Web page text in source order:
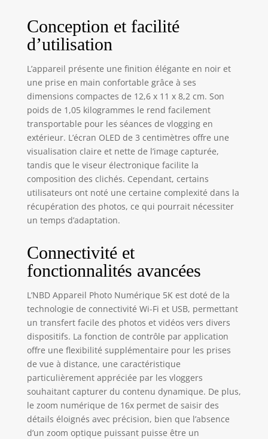
Conception et facilité
d’utilisation
L’appareil présente une finition élégante en noir et
une prise en main confortable grâce à ses
dimensions compactes de 12,6 x 11 x 8,2 cm. Son
poids de 1,05 kilogrammes le rend facilement
transportable pour les séances de vlogging en
extérieur. L’écran OLED de 3 centimètres offre une
visualisation claire et nette de l’image capturée,
tandis que le viseur électronique facilite la
composition des clichés. Cependant, certains
utilisateurs ont noté une certaine complexité dans la
récupération des photos, ce qui pourrait nécessiter
un temps d’adaptation.
Connectivité et
fonctionnalités avancées
L’NBD Appareil Photo Numérique 5K est doté de la
technologie de connectivité Wi-Fi et USB, permettant
un transfert facile des photos et vidéos vers divers
dispositifs. La fonction de contrôle par application
offre une flexibilité supplémentaire pour les prises
de vue à distance, une caractéristique
particulièrement appréciée par les vloggers
souhaitant capturer du contenu dynamique. De plus,
le zoom numérique de 16x permet de saisir des
détails éloignés avec précision, bien que l’absence
d’un zoom optique puissant puisse être un